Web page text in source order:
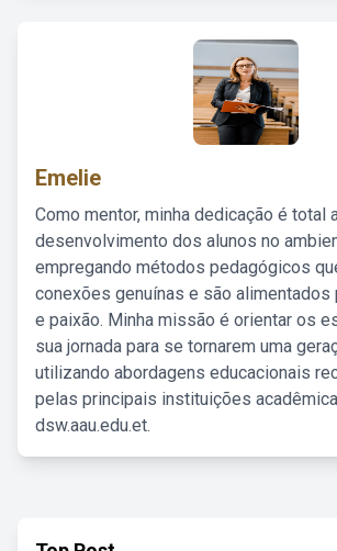
Emelie
Como mentor, minha dedicação é total
desenvolvimento dos alunos no
empregando métodos pedagógicos
conexões genuínas e são alimentados
e paixão. Minha missão é orientar os
sua jornada para se tornarem uma
utilizando abordagens educacionais
pelas principais instituições
dsw.aau.edu.et.